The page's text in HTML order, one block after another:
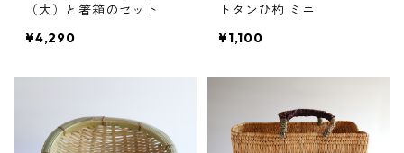
（大）と箸箱のセット
¥4,290
トタンひ杓 ミニ
¥1,100